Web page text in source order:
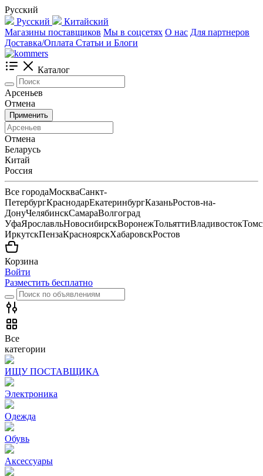
Русский
Русский
Китайский
Магазины поставщиков Мы в соцсетях О нас Для партнеров
Доставка/Оплата Статьи и Блоги
Каталог
Арсеньев
Отмена
Применить
Отмена
Беларусь
Китай
Россия
Все городаМоскваСанкт-
ПетербургКраснодарЕкатеринбургКазаньРостов-на-
ДонуЧелябинскСамараВолгоград
УфаЯрославльНовосибирскВоронежТольяттиВладивосток
ИркутскПензаКрасноярскХабаровскРостов
Корзина
Войти
Разместить бесплатно
Все
категории
ИЩУ ПОСТАВЩИКА
Электроника
Одежда
Обувь
Аксессуары